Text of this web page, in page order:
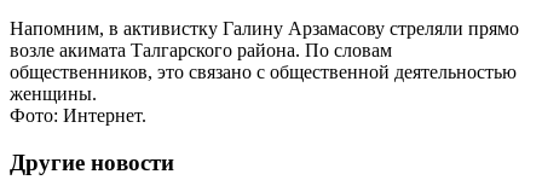
Напомним, в активистку Галину Арзамасову стреляли прямо
возле акимата Талгарского района. По словам
общественников, это связано с общественной деятельностью
женщины.
Фото: Интернет.
Другие новости